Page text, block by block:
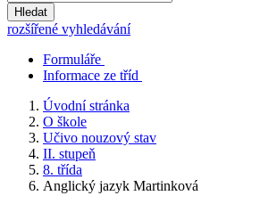
Hledat
rozšířené vyhledávání
Formuláře
Informace ze tříd
Úvodní stránka
O škole
Učivo nouzový stav
II. stupeň
8. třída
Anglický jazyk Martinková